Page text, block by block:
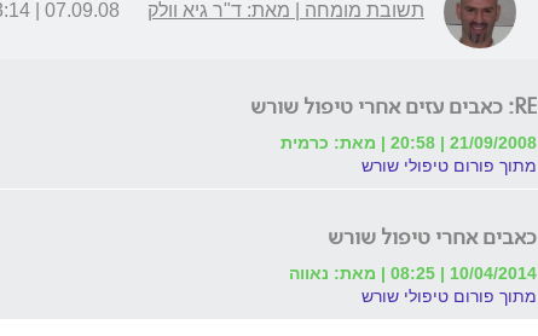
תשובת מומחה | מאת: ד"ר גיא וולק 07.09.08 | 23:14
RE: כאבים עזים אחרי טיפול שורש
21/09/2008 | 20:58 | מאת: כרמית
מתוך פורום טיפולי שורש
כאבים אחרי טיפול שורש
10/04/2014 | 08:25 | מאת: נאווה
מתוך פורום טיפולי שורש